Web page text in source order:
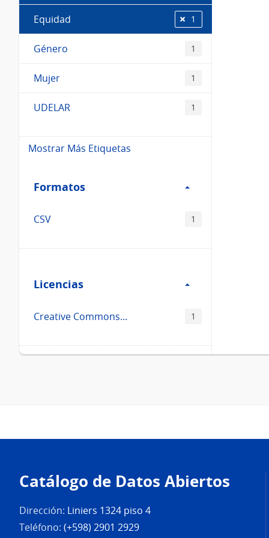
Equidad 1
Género 1
Mujer 1
UDELAR 1
Mostrar Más Etiquetas
Formatos
Formatos
CSV 1
Licencias
Licencias
Creative Commons... 1
página
Catálogo de Datos Abiertos
Dirección: Liniers 1324 piso 4
Teléfono: (+598) 2901 2929